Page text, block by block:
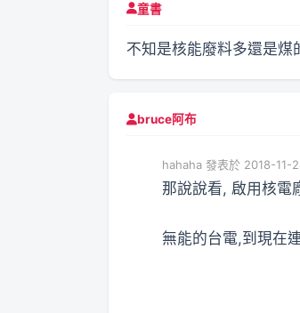
童書
不知是核能廢料多還是
bruce阿布
hahaha 發表於 2018-11-
那說說看, 啟用核電
無能的台電,到現在